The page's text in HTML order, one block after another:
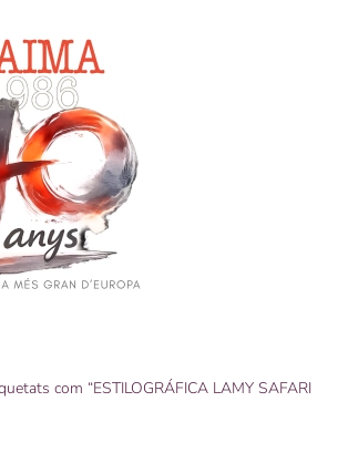
com “ESTILOGRÁFICA LAMY SAFARI